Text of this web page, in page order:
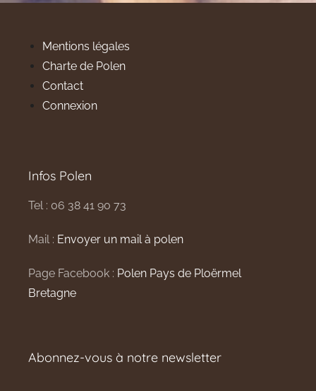
Mentions légales
Charte de Polen
Contact
Connexion
Infos Polen
Tel : 06 38 41 90 73
Mail : Envoyer un mail à polen
Page Facebook : Polen Pays de Ploërmel
Bretagne
Abonnez-vous à notre newsletter